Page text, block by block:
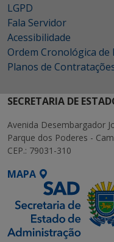
LGPD
Fala Servidor
Acessibilidade
Ordem Cronológica de
Planos de
SECRETARIA DE
Avenida Desembargador
Parque dos Poderes -
CEP.: 79031-310
MAPA